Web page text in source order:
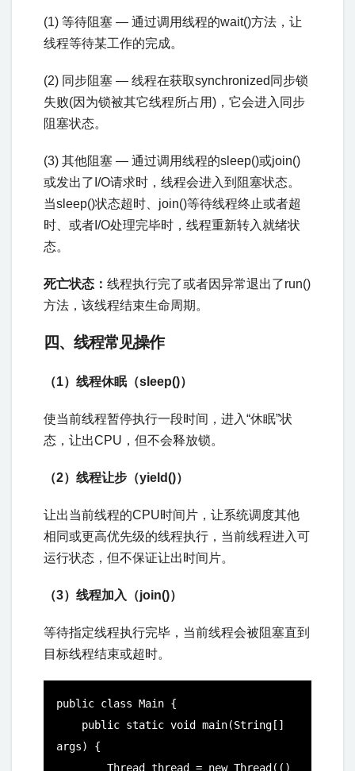
(1) 等待阻塞 — 通过调用线程的wait()方法，让
线程等待某工作的完成。
(2) 同步阻塞 — 线程在获取synchronized同步锁
失败(因为锁被其它线程所占用)，它会进入同步
阻塞状态。
(3) 其他阻塞 — 通过调用线程的sleep()或join()
或发出了I/O请求时，线程会进入到阻塞状态。
当sleep()状态超时、join()等待线程终止或者超
时、或者I/O处理完毕时，线程重新转入就绪状
态。
死亡状态： 线程执行完了或者因异常退出了run()
方法，该线程结束生命周期。
四、线程常见操作
（1）线程休眠（sleep()）
使当前线程暂停执行一段时间，进入“休眠”状
态，让出CPU，但不会释放锁。
（2）线程让步（yield()）
让出当前线程的CPU时间片，让系统调度其他
相同或更高优先级的线程执行，当前线程进入可
运行状态，但不保证让出时间片。
（3）线程加入（join()）
等待指定线程执行完毕，当前线程会被阻塞直到
目标线程结束或超时。
public class Main {
args) {